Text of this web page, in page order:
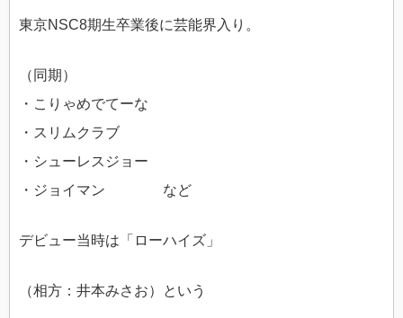
東京NSC8期生卒業後に芸能界入り。
（同期）
・こりゃめでてーな
・スリムクラブ
・シューレスジョー
・ジョイマン など
デビュー当時は「ローハイズ」
（相方：井本みさお）という